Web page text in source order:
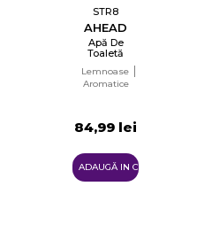
STR8
AHEAD
Apă De
Toaletă
Bărbați
EDT
Lemnoase
Aromatice
84,99 lei
ADAUGĂ IN COŞ